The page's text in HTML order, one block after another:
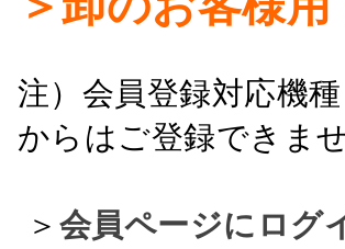
注）会員登録対応機
からはご登録できませ
＞ 会員ページにログ